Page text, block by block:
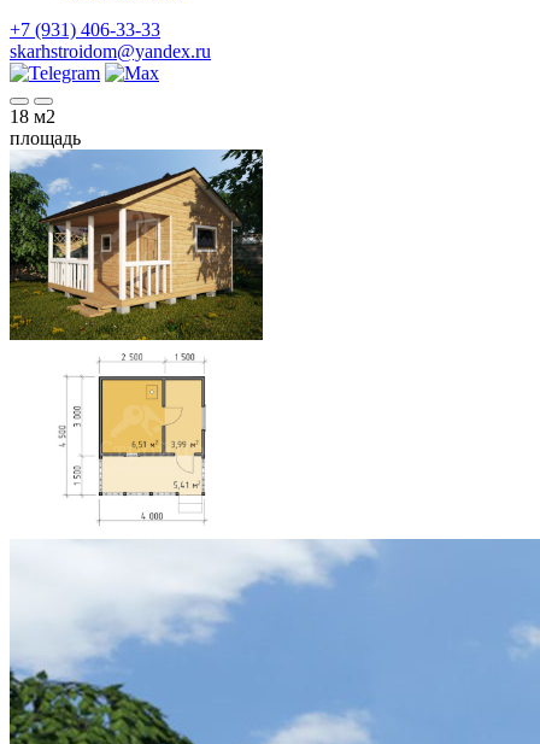
+7 (931) 406-33-33
skarhstroidom@yandex.ru
18 м2
площадь